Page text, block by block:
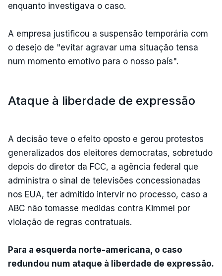
enquanto investigava o caso.
A empresa justificou a suspensão temporária com
o desejo de "evitar agravar uma situação tensa
num momento emotivo para o nosso país".
Ataque à liberdade de expressão
A decisão teve o efeito oposto e gerou protestos
generalizados dos eleitores democratas, sobretudo
depois do diretor da FCC, a agência federal que
administra o sinal de televisões concessionadas
nos EUA, ter admitido intervir no processo, caso a
ABC não tomasse medidas contra Kimmel por
violação de regras contratuais.
Para a esquerda norte-americana, o caso
redundou num ataque à liberdade de expressão.